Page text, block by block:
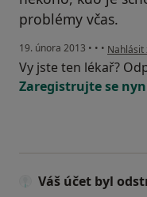
problémy včas.
19. února 2013 • • • podle
Nahlásit
Vy jste ten lékař?
Zaregistrujte se
Váš účet byl